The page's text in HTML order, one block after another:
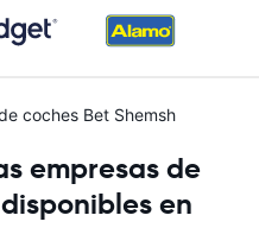
coches Bet Shemsh
empresas de
en